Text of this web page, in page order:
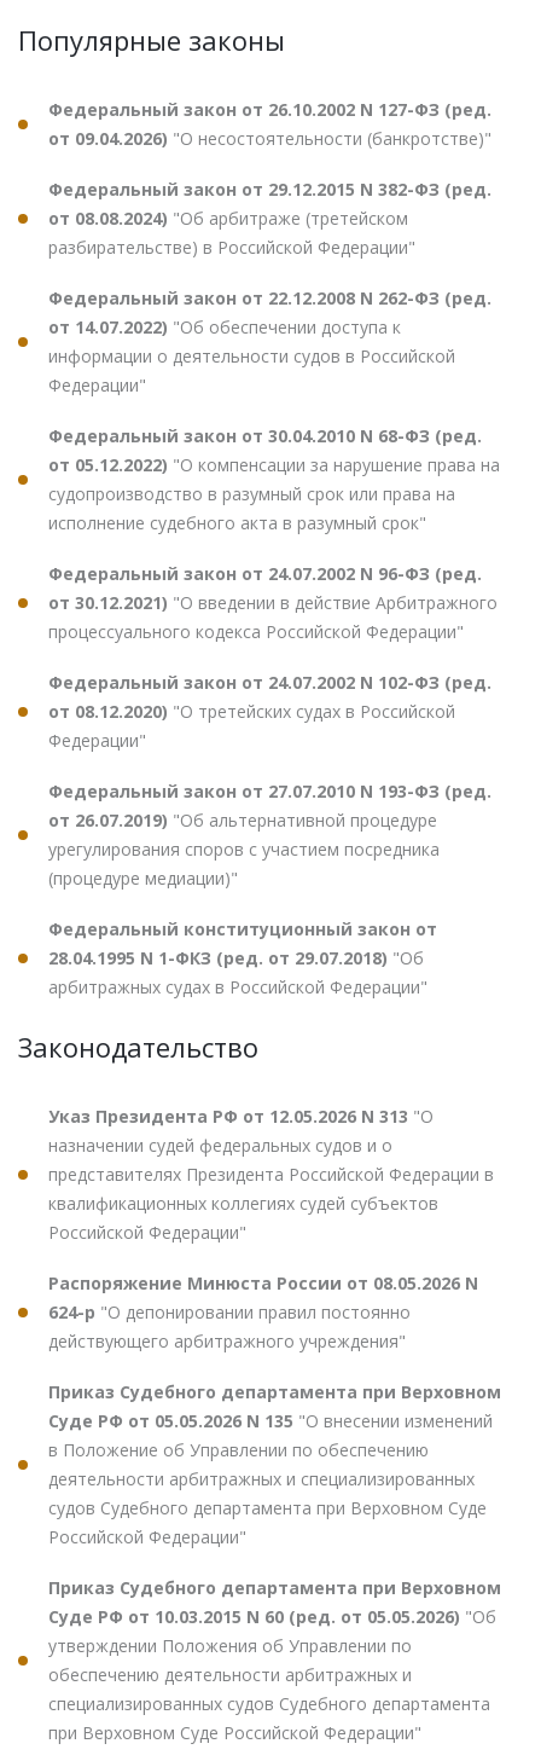
Популярные законы
Федеральный закон от 26.10.2002 N 127-ФЗ (ред.
от 09.04.2026) "О несостоятельности (банкротстве)"
Федеральный закон от 29.12.2015 N 382-ФЗ (ред.
от 08.08.2024) "Об арбитраже (третейском
разбирательстве) в Российской Федерации"
Федеральный закон от 22.12.2008 N 262-ФЗ (ред.
от 14.07.2022) "Об обеспечении доступа к
информации о деятельности судов в Российской
Федерации"
Федеральный закон от 30.04.2010 N 68-ФЗ (ред.
от 05.12.2022) "О компенсации за нарушение права на
судопроизводство в разумный срок или права на
исполнение судебного акта в разумный срок"
Федеральный закон от 24.07.2002 N 96-ФЗ (ред.
от 30.12.2021) "О введении в действие Арбитражного
процессуального кодекса Российской Федерации"
Федеральный закон от 24.07.2002 N 102-ФЗ (ред.
от 08.12.2020) "О третейских судах в Российской
Федерации"
Федеральный закон от 27.07.2010 N 193-ФЗ (ред.
от 26.07.2019) "Об альтернативной процедуре
урегулирования споров с участием посредника
(процедуре медиации)"
Федеральный конституционный закон от
28.04.1995 N 1-ФКЗ (ред. от 29.07.2018) "Об
арбитражных судах в Российской Федерации"
Законодательство
Указ Президента РФ от 12.05.2026 N 313 "О
назначении судей федеральных судов и о
представителях Президента Российской Федерации в
квалификационных коллегиях судей субъектов
Российской Федерации"
Распоряжение Минюста России от 08.05.2026 N
624-р "О депонировании правил постоянно
действующего арбитражного учреждения"
Приказ Судебного департамента при Верховном
Суде РФ от 05.05.2026 N 135 "О внесении изменений
в Положение об Управлении по обеспечению
деятельности арбитражных и специализированных
судов Судебного департамента при Верховном Суде
Российской Федерации"
Приказ Судебного департамента при Верховном
Суде РФ от 10.03.2015 N 60 (ред. от 05.05.2026) "Об
утверждении Положения об Управлении по
обеспечению деятельности арбитражных и
специализированных судов Судебного департамента
при Верховном Суде Российской Федерации"